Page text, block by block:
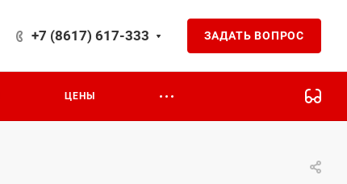
+7 (8617) 617-333 ЗАДАТЬ ВОПРОС
ЦЕНЫ